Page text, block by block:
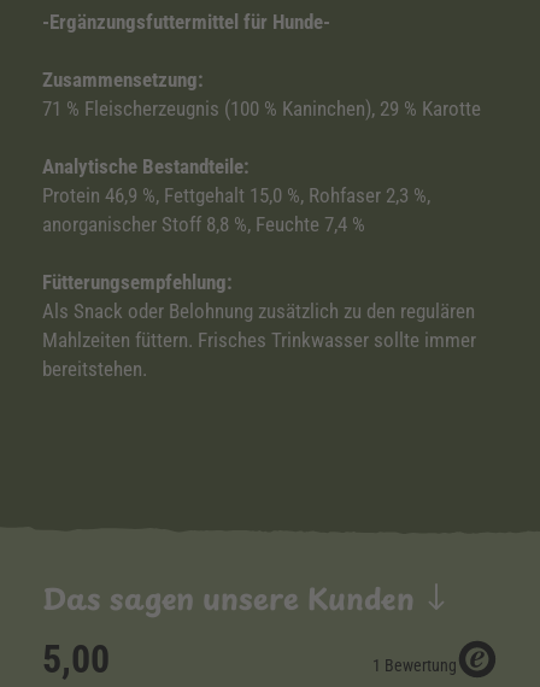
-Ergänzungsfuttermittel für Hunde-
Zusammensetzung:
71 % Fleischerzeugnis (100 % Kaninchen), 29 % Karotte
Analytische Bestandteile:
Protein 46,9 %, Fettgehalt 15,0 %, Rohfaser 2,3 %,
anorganischer Stoff 8,8 %, Feuchte 7,4 %
Fütterungsempfehlung:
Als Snack oder Belohnung zusätzlich zu den regulären
Mahlzeiten füttern. Frisches Trinkwasser sollte immer
bereitstehen.
Das sagen unsere Kunden